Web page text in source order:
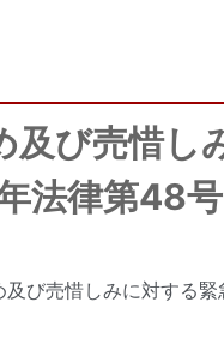
及び売惜し
法律第48号
び売惜しみに対する